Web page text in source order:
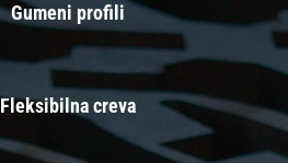
Gumeni profili
Fleksibilna creva